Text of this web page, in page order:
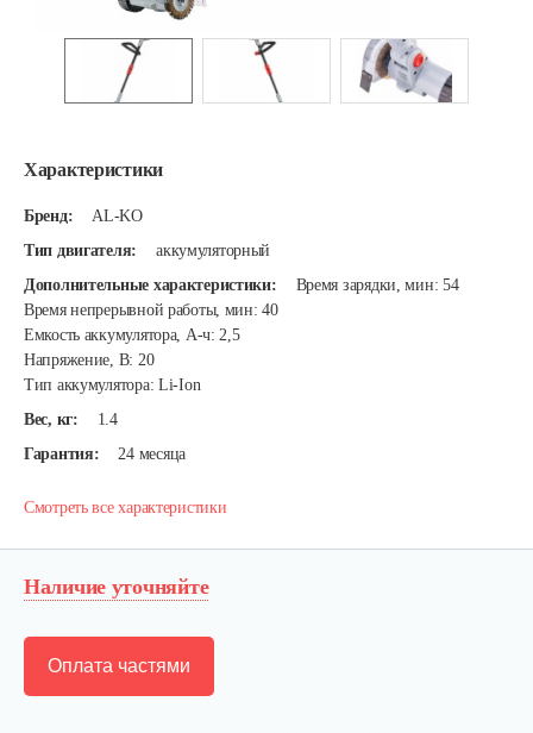
Характеристики
Бренд:
AL-KO
Тип двигателя:
аккумуляторный
Дополнительные характеристики:
Время зарядки, мин: 54
Время непрерывной работы, мин: 40
Емкость аккумулятора, А-ч: 2,5
Напряжение, В: 20
Тип аккумулятора: Li-Ion
Вес, кг:
1.4
Гарантия:
24 месяца
Смотреть все характеристики
Наличие уточняйте
Оплата частями